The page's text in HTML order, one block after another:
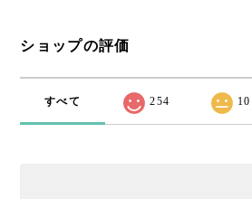
ショップの評価
すべて 254 10